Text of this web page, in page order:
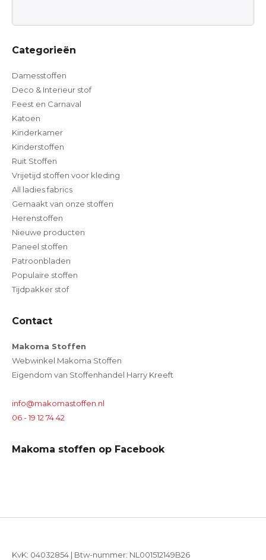
Categorieën
Damesstoffen
Deco & Interieur stof
Feest en Carnaval
Katoen
Kinderkamer
Kinderstoffen
Ruit Stoffen
Vrijetijd stoffen voor kleding
All ladies fabrics
Gemaakt van onze stoffen
Herenstoffen
Nieuwe producten
Paneel stoffen
Patroonbladen
Populaire stoffen
Tijdpakker stof
Contact
Makoma Stoffen
Webwinkel Makoma Stoffen
Eigendom van Stoffenhandel Harry Kreeft
info@makomastoffen.nl
06 - 19 12 74 42
Makoma stoffen op Facebook
KvK: 04032854 | Btw-nummer: NL001512149B26